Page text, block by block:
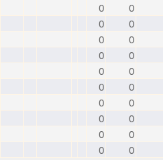
0
0
0
0
0
0
0
0
0
0
0
0
0
0
0
0
0
0
0 0